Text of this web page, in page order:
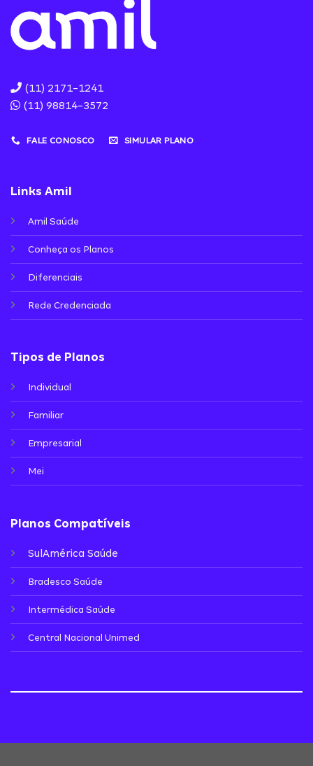
(11) 2171-1241
(11) 98814-3572
FALE CONOSCO SIMULAR PLANO
Links Amil
Amil Saúde
Conheça os Planos
Diferenciais
Rede Credenciada
Tipos de Planos
Individual
Familiar
Empresarial
Mei
Planos Compatíveis
SulAmérica Saúde
Bradesco Saúde
Intermédica Saúde
Central Nacional Unimed